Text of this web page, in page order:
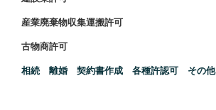
産業廃棄物収集運搬許可
古物商許可
相続 離婚 契約書作成 各種許認可 その他